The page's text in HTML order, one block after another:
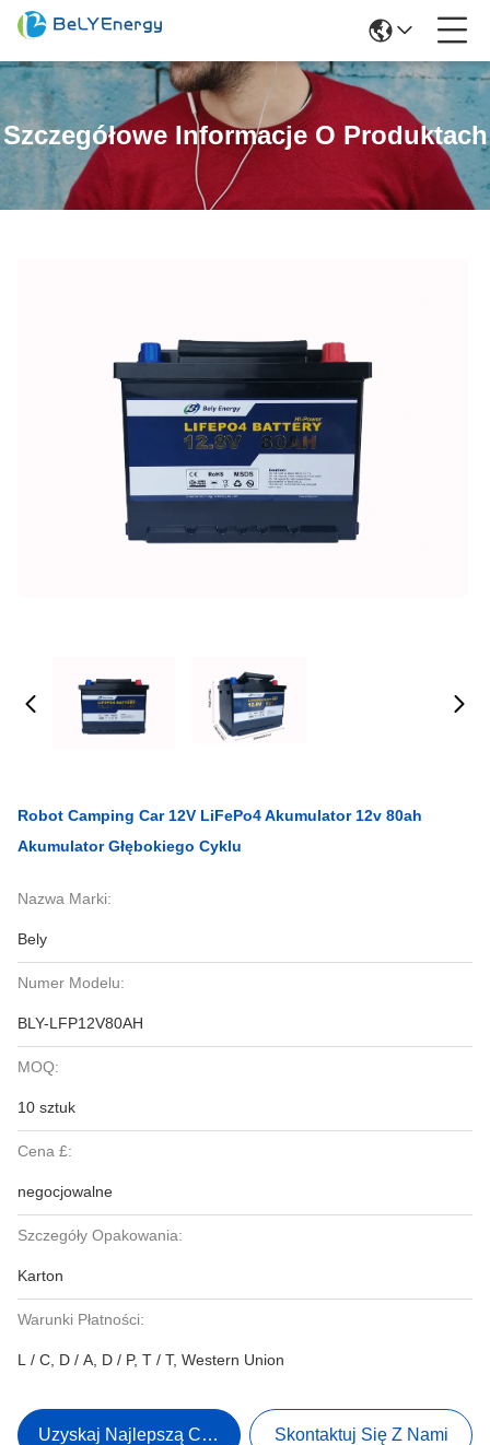
Szczegółowe Informacje O Produktach
Robot Camping Car 12V LiFePo4 Akumulator 12v 80ah
Akumulator Głębokiego Cyklu
Nazwa Marki:
Bely
Numer Modelu:
BLY-LFP12V80AH
MOQ:
10 sztuk
Cena £:
negocjowalne
Szczegóły Opakowania:
Karton
Warunki Płatności:
L / C, D / A, D / P, T / T, Western Union
Uzyskaj Najlepszą Cenę Skontaktuj Się Z Nami